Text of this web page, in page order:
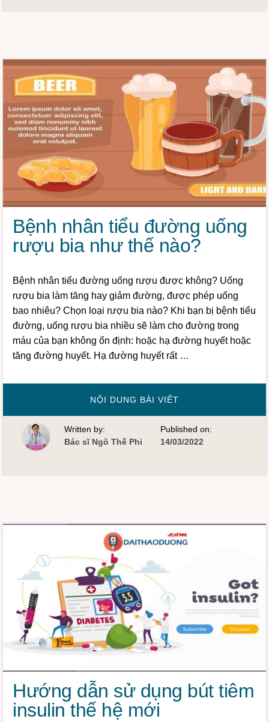
Bệnh nhân tiểu đường uống
rượu bia như thế nào?
Bệnh nhân tiểu đường uống rượu được không? Uống
rượu bia làm tăng hay giảm đường, được phép uống
bao nhiêu? Chọn loại rượu bia nào? Khi bạn bị bệnh tiểu
đường, uống rượu bia nhiều sẽ làm cho đường trong
máu của bạn không ổn định: hoặc hạ đường huyết hoặc
tăng đường huyết. Hạ đường huyết rất …
NỘI DUNG BÀI VIẾT
TIỂU
ĐƯỜNG
UỐNG
RƯỢU
NÀO?
Written by:
Bác sĩ Ngô Thế Phi
Published on:
14/03/2022
Hướng dẫn sử dụng bút tiêm
insulin thế hệ mới